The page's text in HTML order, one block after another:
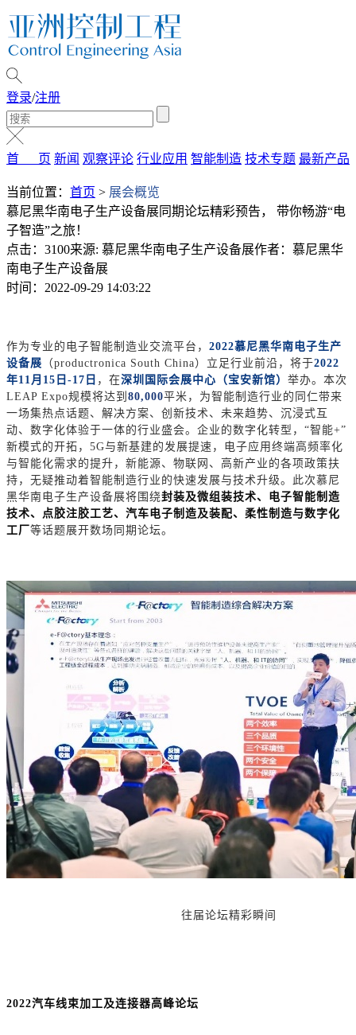
登录/注册
首 页 新闻 观察评论 行业应用 智能制造 技术专题 最新产品
当前位置： 首页 > 展会概览
慕尼黑华南电子生产设备展同期论坛精彩预告， 带你畅游“电
子智造”之旅！
点击：3100来源: 慕尼黑华南电子生产设备展作者：慕尼黑华
南电子生产设备展
时间：2022-09-29 14:03:22
作为专业的电子智能制造业交流平台， 2022慕尼黑华南电子生产
设备展 （productronica South China）立足行业前沿，将于2022
年11月15日-17日 ，在深圳国际会展中心（宝安新馆） 举办。本次
LEAP Expo规模将达到 80,000平米，为智能制造行业的同仁带来
一场集热点话题、解决方案、创新技术、未来趋势、沉浸式互
动、数字化体验于一体的行业盛会。企业的数字化转型， “智能+”
新模式的开拓，5G与新基建的发展提速，电子应用终端高频率化
与智能化需求的提升，新能源、物联网、高新产业的各项政策扶
持，无疑推动着智能制造行业的快速发展与技术升级。此次慕尼
黑华南电子生产设备展将围绕封装及微组装技术、电子智能制造
技术、点胶注胶工艺、汽车电子制造及装配、柔性制造与数字化
工厂 等话题展开数场同期论坛。
往届论坛精彩瞬间
2022汽车线束加工及连接器高峰论坛